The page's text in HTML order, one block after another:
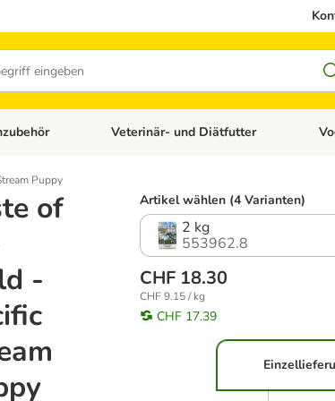
Menü öffnen: KatzenfutterKategorie-Menü öffnen: Katzenzubehör
Veterinär- und Diätfutter
Puppy
of
-
Artikel wählen (4 Varianten)
2 kg
553962.8
CHF 18.30
CHF 9.15 / kg
CHF 17.39